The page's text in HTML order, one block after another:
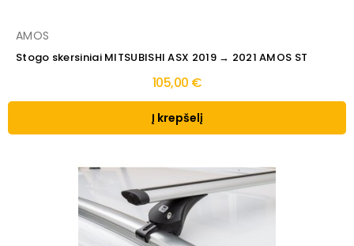
AMOS
Stogo skersiniai MITSUBISHI ASX 2019 → 2021 AMOS ST
105,00 €
Į krepšelį